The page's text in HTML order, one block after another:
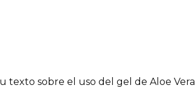
texto sobre el uso del gel de Aloe Vera